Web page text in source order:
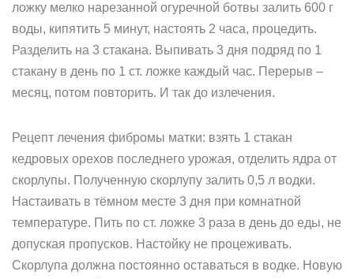
ложку мелко нарезанной огуречной ботвы залить 600 г
воды, кипятить 5 минут, настоять 2 часа, процедить.
Разделить на 3 стакана. Выпивать 3 дня подряд по 1
стакану в день по 1 ст. ложке каждый час. Перерыв –
месяц, потом повторить. И так до излечения.
Рецепт лечения фибромы матки: взять 1 стакан
кедровых орехов последнего урожая, отделить ядра от
скорлупы. Полученную скорлупу залить 0,5 л водки.
Настаивать в тёмном месте 3 дня при комнатной
температуре. Пить по ст. ложке 3 раза в день до еды, не
допуская пропусков. Настойку не процеживать.
Скорлупа должна постоянно оставаться в водке. Новую